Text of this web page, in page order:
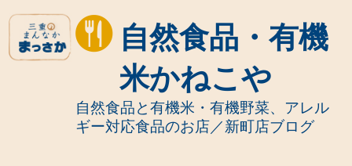
自然食品・有機
米かねこや
自然食品と有機米・有機野菜、アレル
ギー対応食品のお店／新町店ブログ